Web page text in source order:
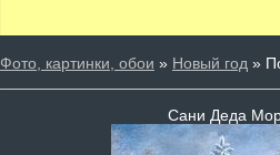
Фото, картинки, обои » Новый год »
Сани Деда